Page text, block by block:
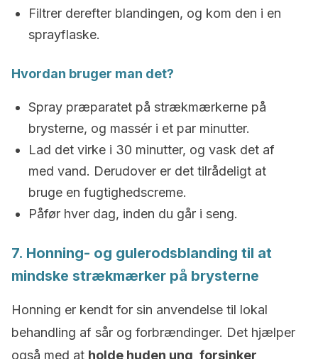
Filtrer derefter blandingen, og kom den i en
sprayflaske.
Hvordan bruger man det?
Spray præparatet på strækmærkerne på
brysterne, og massér i et par minutter.
Lad det virke i 30 minutter, og vask det af
med vand. Derudover er det tilrådeligt at
bruge en fugtighedscreme.
Påfør hver dag, inden du går i seng.
7. Honning- og gulerodsblanding til at
mindske strækmærker på brysterne
Honning er kendt for sin anvendelse til lokal
behandling af sår og forbrændinger. Det hjælper
også med at holde huden ung, forsinker